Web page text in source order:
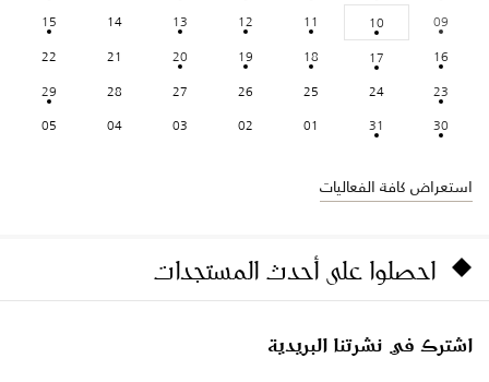
09
10
11
12
13
14
15
16
17
18
19
20
21
22
23
24
25
26
27
28
29
30
31
01
02
03
04
05
استعراض كافة الفعاليات
احصلوا على أحدث المستجدات
اشترك في نشرتنا البريدية